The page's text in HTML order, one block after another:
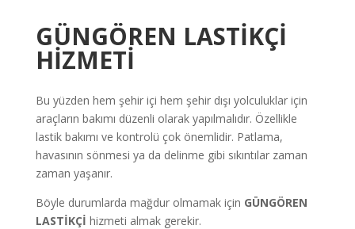
GÜNGÖREN LASTİKÇİ
HİZMETİ
Bu yüzden hem şehir içi hem şehir dışı yolculuklar için
araçların bakımı düzenli olarak yapılmalıdır. Özellikle
lastik bakımı ve kontrolü çok önemlidir. Patlama,
havasının sönmesi ya da delinme gibi sıkıntılar zaman
zaman yaşanır.
Böyle durumlarda mağdur olmamak için GÜNGÖREN
LASTİKÇİ hizmeti almak gerekir.